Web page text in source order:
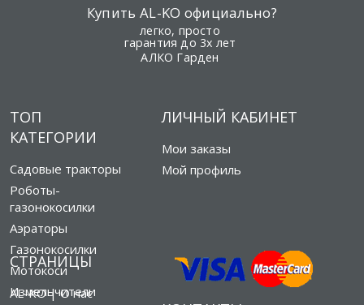
Купить AL-KO официально?
легко, просто
гарантия до 3х лет
АЛКО Гарден
ТОП
КАТЕГОРИИ
Садовые тракторы
Роботы-
газонокосилки
Аэраторы
Газонокосилки
Мотокоси
Измельчители
СТРАНИЦЫ
AL-KO | О нас
ЛИЧНЫЙ КАБИНЕТ
Мои заказы
Мой профиль